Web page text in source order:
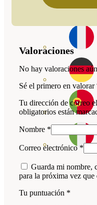
Valoraciones
No hay valoraciones
Sé el primero en
Tu dirección de correo
obligatorios están
Nombre *
Correo electrónico *
Guarda mi nombre,
para la próxima vez que
Tu puntuación *